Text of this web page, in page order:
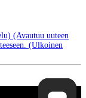
(Avautuu uuteen
(Ulkoinen